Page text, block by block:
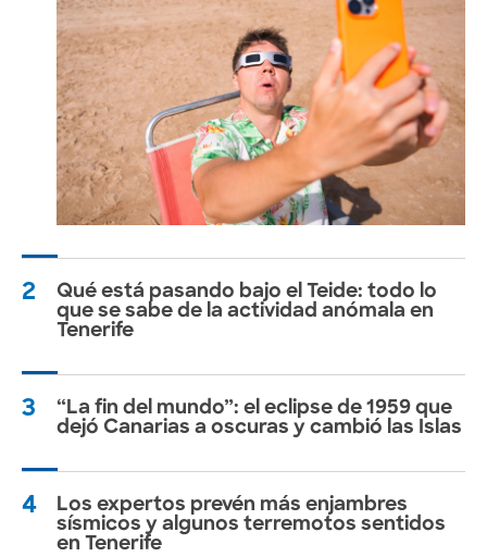
2
Qué está pasando bajo el Teide: todo lo
que se sabe de la actividad anómala en
Tenerife
3
“La fin del mundo”: el eclipse de 1959 que
dejó Canarias a oscuras y cambió las Islas
4
Los expertos prevén más enjambres
sísmicos y algunos terremotos sentidos
en Tenerife